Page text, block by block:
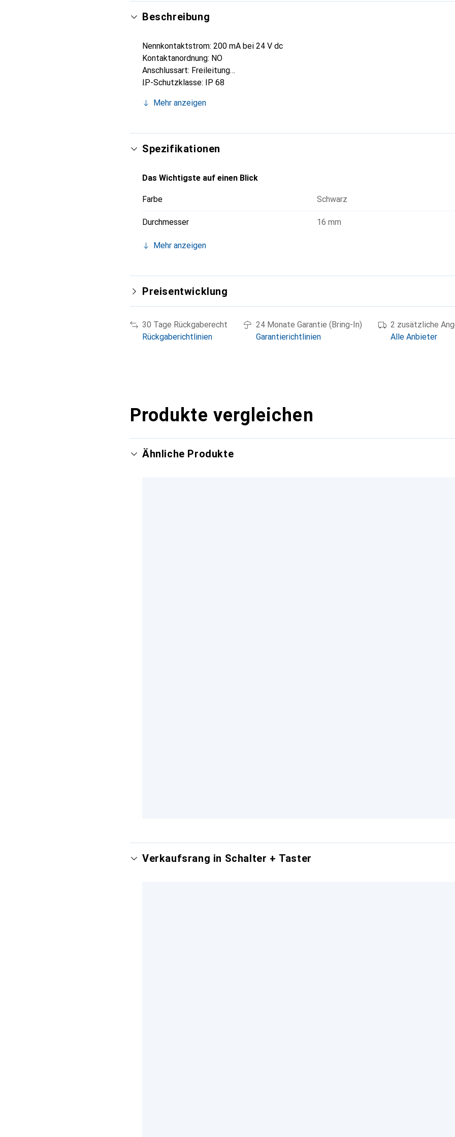
Beschreibung
Nennkontaktstrom: 200 mA bei 24 V dc
Kontaktanordnung: NO
Anschlussart: Freileitung
IP-Schutzklasse: IP 68
Betriebstemperatur maximum: +75°C
Mehr anzeigen
Spezifikationen
Das Wichtigste auf einen Blick
Farbe Schwarz
Durchmesser 16 mm
Mehr anzeigen
Preisentwicklung
30 Tage Rückgaberecht
Rückgaberichtlinien
24 Monate Garantie (Bring-In)
Garantierichtlinien
2 zusätzliche
Alle Anbieter
Produkte vergleichen
Ähnliche Produkte
Verkaufsrang in Schalter + Taster